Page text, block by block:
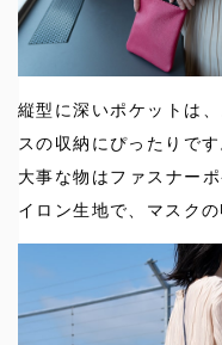
縦型に深いポケットは
スの収納にぴったりです
大事な物はファスナー
イロン生地で、マスクの